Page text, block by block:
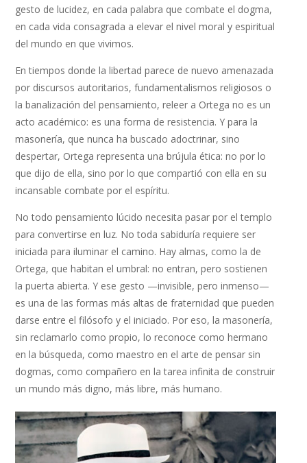
gesto de lucidez, en cada palabra que combate el dogma,
en cada vida consagrada a elevar el nivel moral y espiritual
del mundo en que vivimos.
En tiempos donde la libertad parece de nuevo amenazada
por discursos autoritarios, fundamentalismos religiosos o
la banalización del pensamiento, releer a Ortega no es un
acto académico: es una forma de resistencia. Y para la
masonería, que nunca ha buscado adoctrinar, sino
despertar, Ortega representa una brújula ética: no por lo
que dijo de ella, sino por lo que compartió con ella en su
incansable combate por el espíritu.
No todo pensamiento lúcido necesita pasar por el templo
para convertirse en luz. No toda sabiduría requiere ser
iniciada para iluminar el camino. Hay almas, como la de
Ortega, que habitan el umbral: no entran, pero sostienen
la puerta abierta. Y ese gesto —invisible, pero inmenso—
es una de las formas más altas de fraternidad que pueden
darse entre el filósofo y el iniciado. Por eso, la masonería,
sin reclamarlo como propio, lo reconoce como hermano
en la búsqueda, como maestro en el arte de pensar sin
dogmas, como compañero en la tarea infinita de construir
un mundo más digno, más libre, más humano.